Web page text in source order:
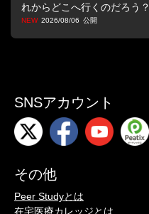
れからどこへ行くのだろう？
2026/08/06
SNSアカウント
その他
Peer Studyとは
在宅医療カレッジとは